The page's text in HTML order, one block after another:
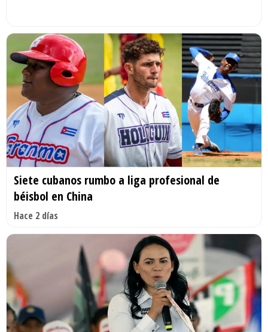
Siete cubanos rumbo a liga profesional de
béisbol en China
Hace 2 días